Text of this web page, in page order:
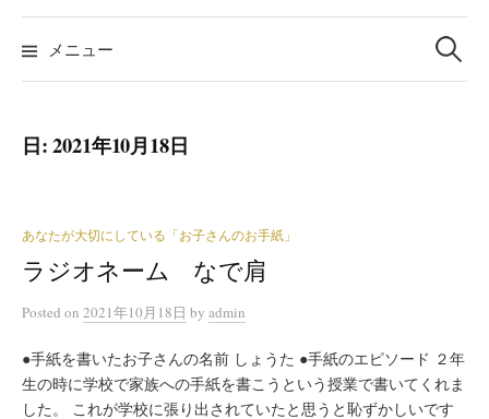
メニュー
検
索:
日:2021年10月18日
あなたが大切にしている「お子さんのお手紙」
ラジオネーム なで肩
Posted on 2021年10月18日 by admin
●手紙を書いたお子さんの名前 しょうた ●手紙のエピソード ２年
生の時に学校で家族への手紙を書こうという授業で書いてくれま
した。 これが学校に張り出されていたと思うと恥ずかしいです